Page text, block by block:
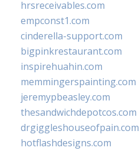
hrsreceivables.com
empconst1.com
cinderella-support.com
bigpinkrestaurant.com
inspirehuahin.com
memmingerspainting.com
jeremypbeasley.com
thesandwichdepotcos.com
drgiggleshouseofpain.com
hotflashdesigns.com